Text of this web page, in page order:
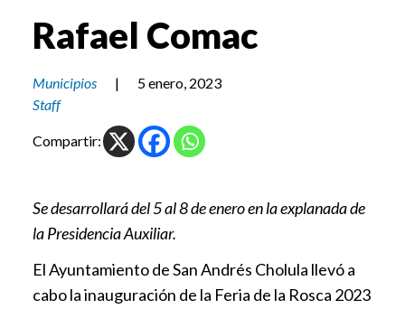
Rafael Comac
Municipios |
5 enero, 2023
Staff
Compartir:
Se desarrollará del 5 al 8 de enero en la explanada de
la Presidencia Auxiliar.
El Ayuntamiento de San Andrés Cholula llevó a
cabo la inauguración de la Feria de la Rosca 2023